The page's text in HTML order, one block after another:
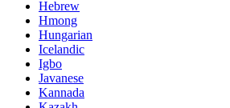
Hebrew
Hmong
Hungarian
Icelandic
Igbo
Javanese
Kannada